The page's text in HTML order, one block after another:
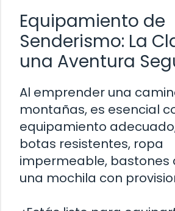
Equipamiento de
Senderismo: La
una Aventura
Al emprender una
montañas, es esencial
equipamiento
botas resistentes, ropa
impermeable, bastones
una mochila con